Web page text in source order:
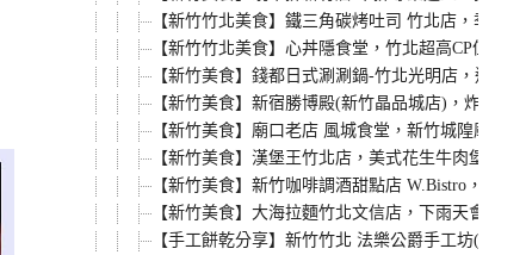
【新竹竹北美食】鐵三角碳烤吐司 竹北店，季節
【新竹竹北美食】心丼隱食堂，竹北超高CP值日
【新竹美食】錢都日式涮涮鍋-竹北光明店，連鎖
【新竹美食】新宿勝博殿(新竹晶品城店)，炸牡蠣
【新竹美食】廟口老店 風城食堂，新竹城隍廟商
【新竹美食】漢堡王竹北店，美式花生牛肉堡餐，
【新竹美食】新竹咖啡調酒甜點店 W.Bistro，新
【新竹美食】大海拉麵竹北文信店，下雨天會有
【手工餅乾分享】新竹竹北 法樂公爵手工坊